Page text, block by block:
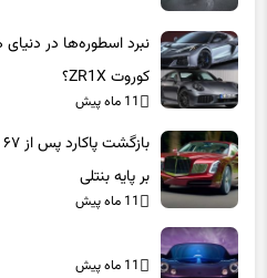
کوروت ZR1X؟
11 ماه پیش
بر پایه بنتلی
11 ماه پیش
11 ماه پیش